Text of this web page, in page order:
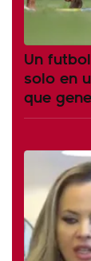
Un
solo en
que